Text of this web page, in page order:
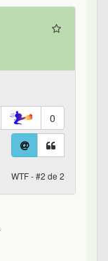
0
WTF - #2 de 2